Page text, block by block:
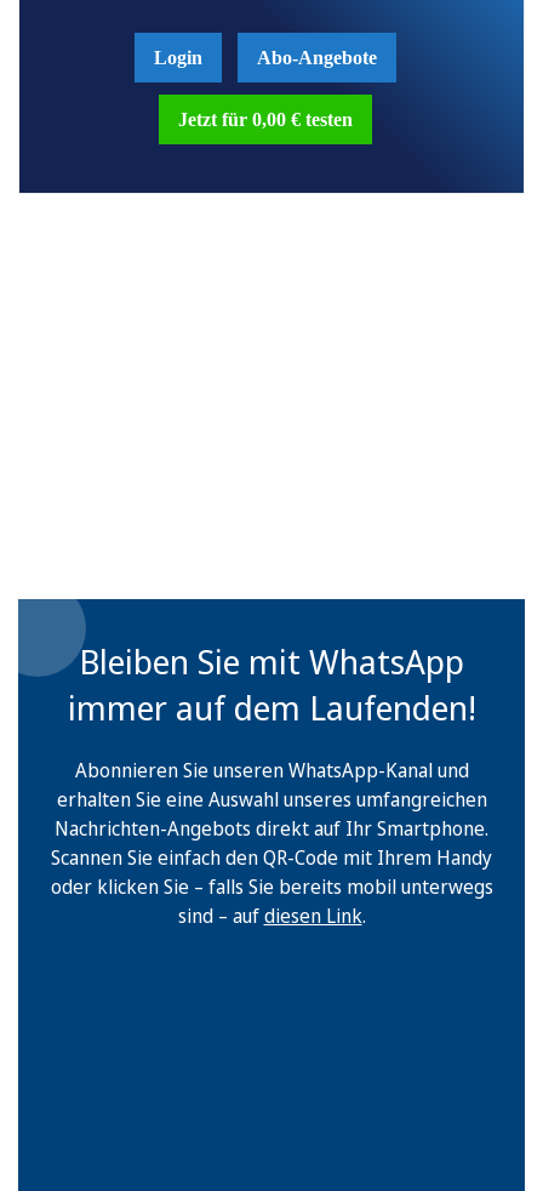
Login Abo-Angebote
Jetzt für 0,00 € testen
Bleiben Sie mit WhatsApp
immer auf dem Laufenden!
Abonnieren Sie unseren WhatsApp-Kanal und
erhalten Sie eine Auswahl unseres umfangreichen
Nachrichten-Angebots direkt auf Ihr Smartphone.
Scannen Sie einfach den QR-Code mit Ihrem Handy
oder klicken Sie – falls Sie bereits mobil unterwegs
sind – aufdiesen Link.